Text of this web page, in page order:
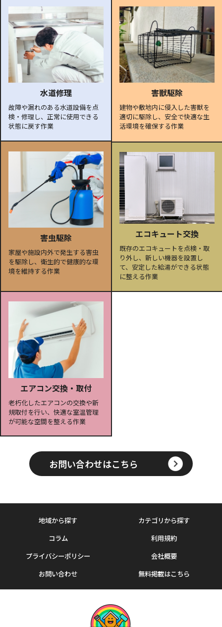
水道修理
故障や漏れのある水道設備を点
検・修理し、正常に使用できる
状態に戻す作業
害獣駆除
建物や敷地内に侵入した害獣を
適切に駆除し、安全で快適な生
活環境を確保する作業
害虫駆除
家屋や施設内外で発生する害虫
を駆除し、衛生的で健康的な環
境を維持する作業
エコキュート交換
既存のエコキュートを点検・取
り外し、新しい機器を設置し
て、安定した給湯ができる状態
に整える作業
エアコン交換・取付
老朽化したエアコンの交換や新
規取付を行い、快適な室温管理
が可能な空間を整える作業
お問い合わせはこちら
地域から探す
カテゴリから探す
コラム
利用規約
プライバシーポリシー
会社概要
お問い合わせ
無料掲載はこちら